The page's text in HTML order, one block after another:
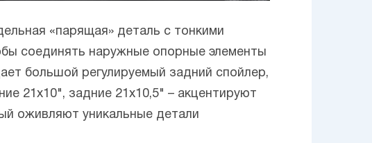
«парящая» деталь с тонкими
соединять наружные опорные элементы
большой регулируемый задний спойлер,
21х10", задние 21х10,5" – акцентируют
оживляют уникальные детали